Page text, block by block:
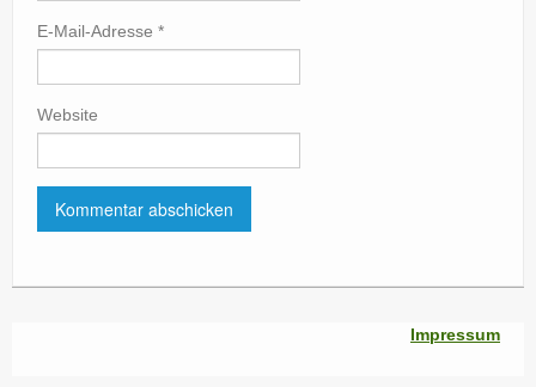
E-Mail-Adresse *
Website
Impressum